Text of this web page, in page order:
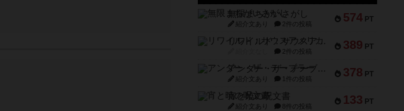
574 PT
無限まちがいさがし
紹介文あり 2件の投稿
389 PT
リワイルド：サウスアメリカ
2件の投稿
378 PT
アンダー・ザ・テーブラー
紹介文あり 1件の投稿
133 PT
宵と暁の呪文書
紹介文あり 8件の投稿